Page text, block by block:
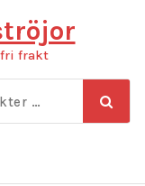
fri frakt